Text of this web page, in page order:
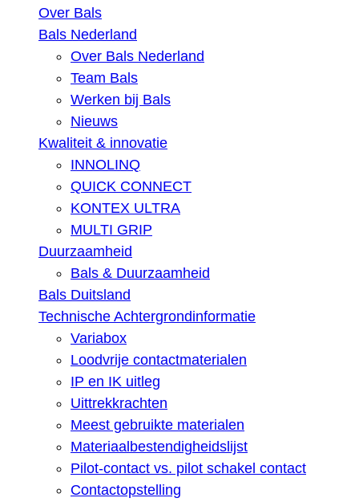
Over Bals
Bals Nederland
Over Bals Nederland
Team Bals
Werken bij Bals
Nieuws
Kwaliteit & innovatie
INNOLINQ
QUICK CONNECT
KONTEX ULTRA
MULTI GRIP
Duurzaamheid
Bals & Duurzaamheid
Bals Duitsland
Technische Achtergrondinformatie
Variabox
Loodvrije contactmaterialen
IP en IK uitleg
Uittrekkrachten
Meest gebruikte materialen
Materiaalbestendigheidslijst
Pilot-contact vs. pilot schakel contact
Contactopstelling